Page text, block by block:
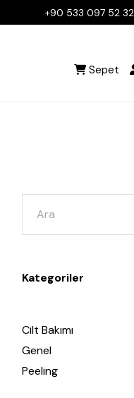
+90 533 097 52 32
Sepet
Kategoriler
Cilt Bakımı
Genel
Peeling